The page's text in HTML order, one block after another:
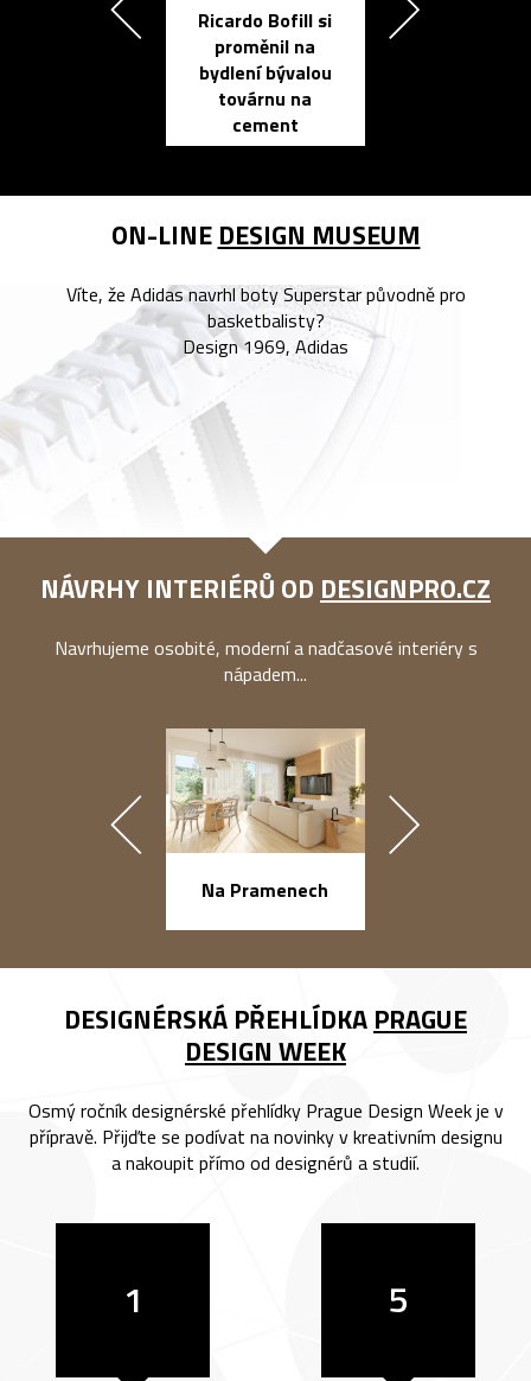
Ricardo Bofill si
proměnil na
bydlení bývalou
továrnu na
cement
ON-LINE DESIGN MUSEUM
Víte, že Adidas navrhl boty Superstar původně pro
basketbalisty?
Design 1969, Adidas
NÁVRHY INTERIÉRŮ OD DESIGNPRO.CZ
Navrhujeme osobité, moderní a nadčasové interiéry s
nápadem...
Na Pramenech
DESIGNÉRSKÁ PŘEHLÍDKA PRAGUE
DESIGN WEEK
Osmý ročník designérské přehlídky Prague Design Week je v
přípravě. Přijďte se podívat na novinky v kreativním designu
a nakoupit přímo od designérů a studií.
1 5